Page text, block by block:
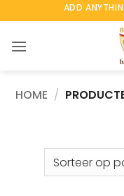
naar
ADD
HOME /